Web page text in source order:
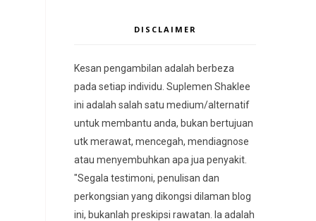
DISCLAIMER
Kesan pengambilan adalah berbeza
pada setiap individu. Suplemen Shaklee
ini adalah salah satu medium/alternatif
untuk membantu anda, bukan bertujuan
utk merawat, mencegah, mendiagnose
atau menyembuhkan apa jua penyakit.
"Segala testimoni, penulisan dan
perkongsian yang dikongsi dilaman blog
ini, bukanlah preskipsi rawatan. Ia adalah